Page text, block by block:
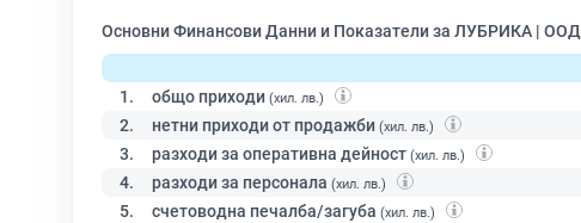
Основни Финансови Данни и Показатели за ЛУБРИКА | ООД
1.
общо приходи (хил. лв.)
2. нетни приходи от продажби (хил. лв.)
3. разходи за оперативна дейност (хил. лв.)
4. разходи за персонала (хил. лв.)
5. счетоводна печалба/загуба (хил. лв.)